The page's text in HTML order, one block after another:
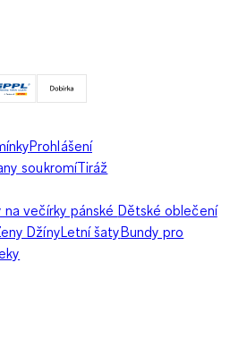
Prohlášení
soukromíTiráž
večírky pánské Dětské oblečení
DžínyLetní šatyBundy pro